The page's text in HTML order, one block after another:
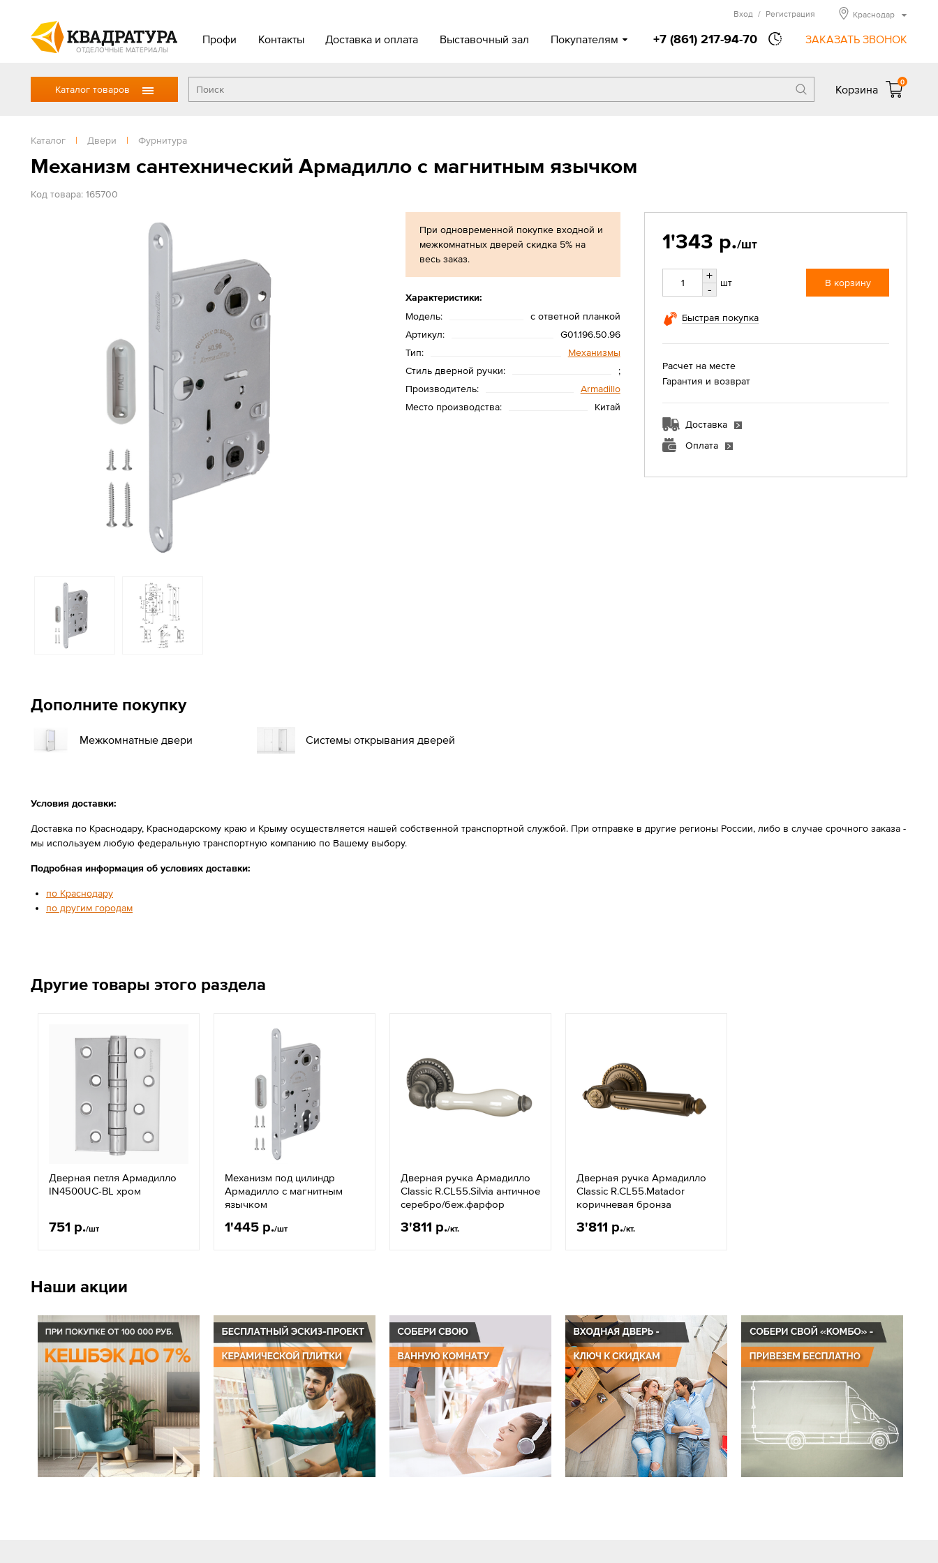
ОТДЕЛОЧНЫЕ МАТЕРИАЛЫ
Профи Контакты Доставка и оплата Выставочный зал Покупателям +7 (861) 217-94-70 ЗАКАЗАТЬ ЗВОНОК
Вход / Регистрация Краснодар
Каталог товаров Корзина
0
Каталог | Двери | Фурнитура
Механизм сантехнический Армадилло с магнитным язычком
Код товара: 165700
При одновременной покупке входной и
межкомнатных дверей скидка 5% на
весь заказ.
Характеристики:
Модель:
с ответной планкой
Артикул:
G01.196.50.96
Тип:
Механизмы
Стиль дверной ручки:
;
Производитель:
Armadillo
Место производства:
Китай
1'343 р./шт
+
-
шт В корзину
Быстрая покупка
Расчет на месте
Гарантия и возврат
Доставка
Оплата
Дополните покупку
Межкомнатные двери Системы открывания дверей
Условия доставки:
Доставка по Краснодару, Краснодарскому краю и Крыму осуществляется нашей собственной транспортной службой. При отправке в другие регионы России, либо в случае срочного заказа -
мы используем любую федеральную транспортную компанию по Вашему выбору.
Подробная информация об условиях доставки:
по Краснодару
по другим городам
Другие товары этого раздела
Дверная петля Армадилло
IN4500UC-BL хром
751 р./шт
Механизм под цилиндр
Армадилло с магнитным
язычком
1'445 р./шт
Дверная ручка Армадилло
Classic R.CL55.Silvia античное
серебро/беж.фарфор
3'811 р./кт.
Дверная ручка Армадилло
Classic R.CL55.Matador
коричневая бронза
3'811 р./кт.
Наши акции